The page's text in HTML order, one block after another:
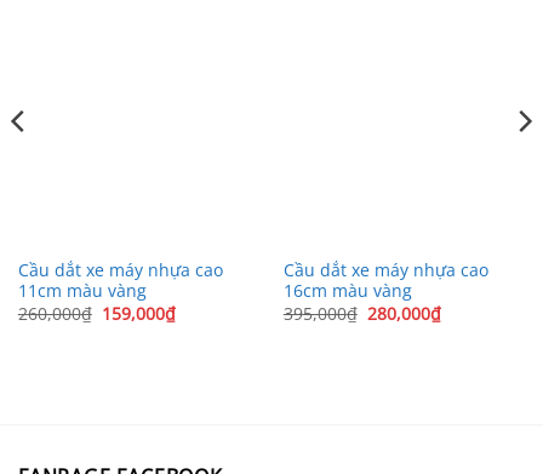
Cầu dắt xe máy nhựa cao
11cm màu vàng
260,000₫ Giá
gốc
159,000₫Giá
hiện
Cầu dắt xe máy nhựa cao
16cm màu vàng
395,000₫ Giá
gốc
280,000₫Giá
hiện